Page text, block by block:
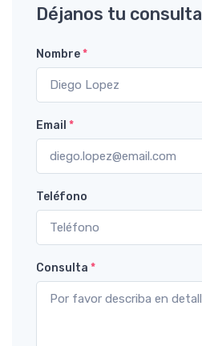
Déjanos tu consulta
Nombre*
Email *
Teléfono
Consulta *